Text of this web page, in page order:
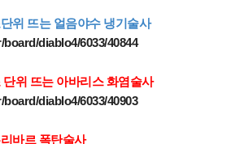
위 뜨는 얼음야수 냉기술사
diablo4/6033/40844
단위 뜨는 아바리스 화염술사
diablo4/6033/40903
바르 폭탄술사